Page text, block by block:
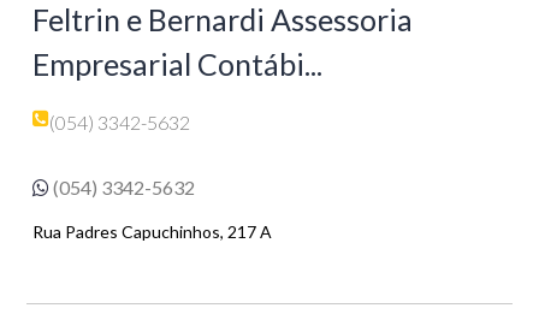
Feltrin e Bernardi Assessoria
Empresarial Contábi...
(054) 3342-5632
(054) 3342-5632
Rua Padres Capuchinhos, 217 A